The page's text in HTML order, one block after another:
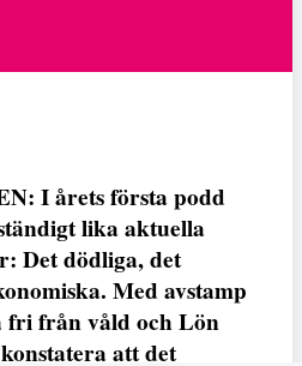
I årets första podd
lika aktuella
Det dödliga, det
Med avstamp
fri från våld och Lön
att det